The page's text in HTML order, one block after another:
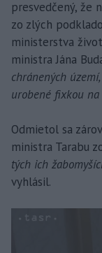
presvedčený, že
zo zlých
ministerstva
ministra Jána
chránených
urobené fixkou na
Odmietol sa
ministra Tarabu
tých ich
vyhlásil.